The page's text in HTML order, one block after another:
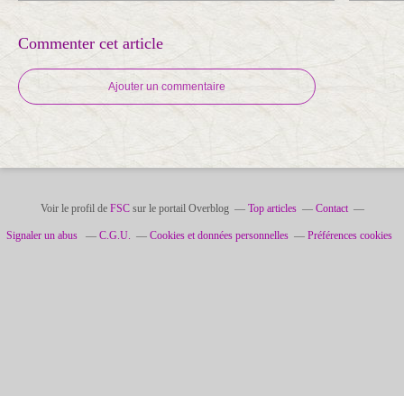
Commenter cet article
Ajouter un commentaire
Voir le profil de FSCsur le portail Overblog Top articles Contact
Signaler un abus C.G.U. Cookies et données personnelles Préférences cookies